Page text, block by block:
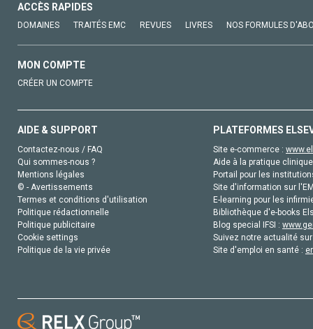
ACCÈS RAPIDES
DOMAINES TRAITÉS EMC REVUES LIVRES NOS FORMULES
MON COMPTE
CRÉER UN COMPTE
AIDE & SUPPORT
Contactez-nous / FAQ
Qui sommes-nous ?
Mentions légales
© - Avertissements
Termes et conditions d'utilisation
Politique rédactionnelle
Politique publicitaire
Cookie settings
Politique de la vie privée
PLATEFORMES
Site e-commerce :
Aide à la pratique
Portail pour les
Site d'information sur
E-learning pour les
Bibliothèque d'e-books
Blog special IFSI :
Suivez notre actualité
Site d'emploi en santé :